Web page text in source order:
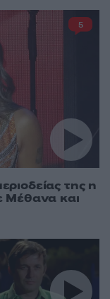
της η
Μέθανα και
5